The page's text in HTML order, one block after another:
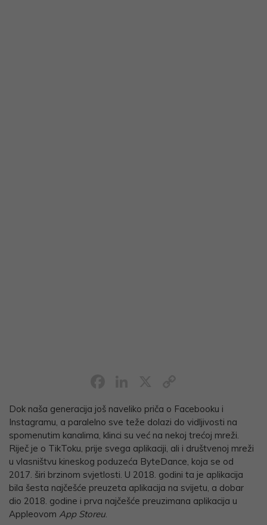
Link
Dok naša generacija još naveliko priča o Facebooku i
Instagramu, a paralelno sve teže dolazi do vidljivosti na
spomenutim kanalima, klinci su već na nekoj trećoj mreži.
Riječ je o TikToku, prije svega aplikaciji, ali i društvenoj mreži
u vlasništvu kineskog poduzeća ByteDance, koja se od
2017. širi brzinom svjetlosti. U 2018. godini ta je aplikacija
bila šesta najčešće preuzeta aplikacija na svijetu, a dobar
dio 2018. godine i prva najčešće preuzimana aplikacija u
Appleovom App Storeu.